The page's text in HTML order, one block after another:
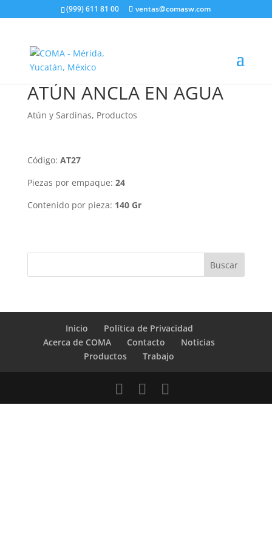
(999) 611 81 00 ventas@comasw.com
ATÚN ANCLA EN AGUA
Atún y Sardinas, Productos
Código: AT27
Piezas por empaque: 24
Contenido por pieza: 140 Gr
Inicio
Política de Privacidad
Acerca de COMA
Contacto
Noticias
Productos
Trabajo